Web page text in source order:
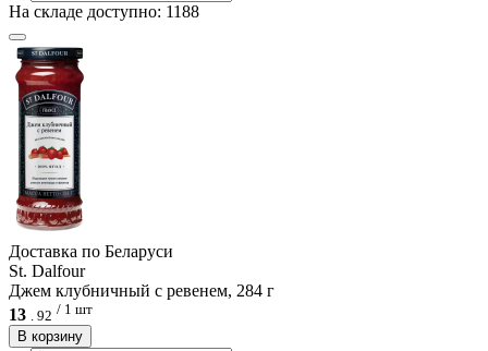
На складе доступно: 1188
Доcтавка по Беларуси
St. Dalfour
Джем клубничный с ревенем, 284 г
13 . 92 / 1 шт
В корзину